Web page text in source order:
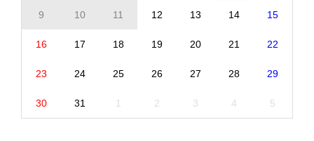
9 10 11 12 13 14 15
16 17 18 19 20 21 22
23 24 25 26 27 28 29
30 31 1 2 3 4 5